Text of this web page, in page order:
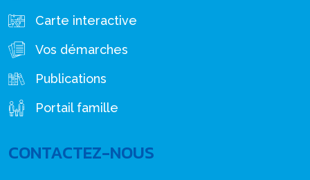
Carte interactive
Vos démarches
Publications
Portail famille
CONTACTEZ-NOUS